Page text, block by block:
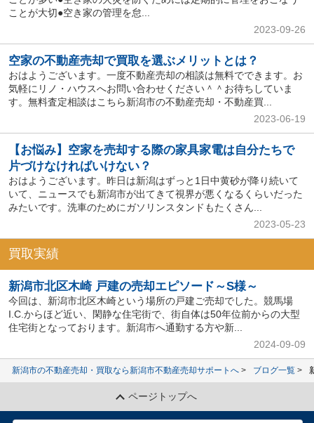
ことが大切●空き家の管理を怠...
2023-09-26
空家の不動産売却で買取を選ぶメリットとは？
おはようございます。一度不動産売却の相談は無料でできます。お
気軽にリノ・ハウスへお問い合わせください＾＾お待ちしていま
す。無料査定相談はこちら新潟市の不動産売却・不動産買...
2023-06-19
【お悩み】空家を売却する際の家具家電は自分たちで
片づけなければいけない？
おはようございます。昨日は新潟はずっと1日中黄砂が降り続いて
いて、ニュースでも新潟市が出てきて視界が悪くなるくらいだった
みたいです。洗車のためにガソリンスタンドもたくさん...
2023-05-23
買取実績
新潟市北区木崎 戸建の売却エピソード～S様～
今回は、新潟市北区木崎という場所の戸建ご売却でした。競馬場
I.C.からほど近い、閑静な住宅街で、街自体は50年位前からの大型
住宅街となっております。新潟市へ通勤する方や新...
2024-09-09
新潟市の不動産売却・買取なら新潟市不動産売却サポートへ ブログ一覧
ページトップへ